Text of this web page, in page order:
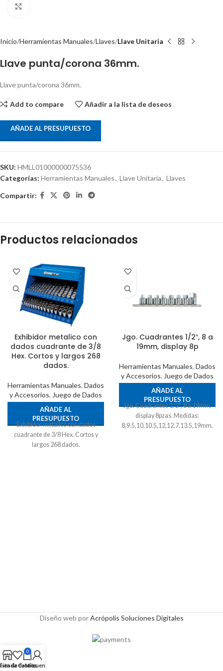
Inicio Herramientas Manuales Llaves Llave Unitaria
Llave punta/corona 36mm.
Llave punta/corona 36mm.
Add to compare Añadir a la lista de deseos
AÑADE AL PRESUPUESTO
SKU: HMLL01000000075536
Categorías: Herramientas Manuales, Llave Unitaria, Llaves
Compartir:
Productos relacionados
Exhibidor metalico con
dados cuadrante de 3/8
Hex. Cortos y largos 268
dados.
Herramientas Manuales, Dados
y Accesorios, Juego de Dados
AÑADE AL
PRESUPUESTO
Exhibidor metalico con dados
cuadrante de 3/8 Hex. Cortos y
largos 268 dados.
Jgo. Cuadrantes 1/2″, 8 a
19mm, display 8p
Herramientas Manuales, Dados
y Accesorios, Juego de Dados
AÑADE AL
PRESUPUESTO
Jgo. Cuadrantes 1/2", 8 a 19mm,
display 8pzas. Medidas:
8,9.5,10,10.5,12,12.7,13.5,19mm.
Diseño web porAcrópolis Soluciones Digitales
de deseos
0
Carrito
Mi cuenta